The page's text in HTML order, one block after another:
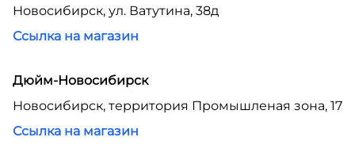
Новосибирск, ул. Ватутина, 38д
Ссылка на магазин
Дюйм-Новосибирск
Новосибирск, территория Промышленая зона, 17
Ссылка на магазин